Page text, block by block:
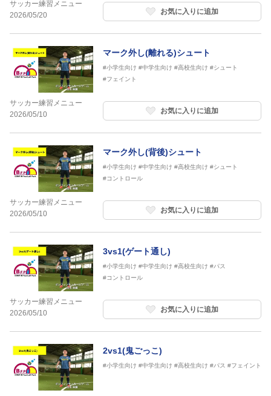
サッカー練習メニュー
2026/05/20
お気に入りに追加
サッカー練習メニュー
2026/05/10
マーク外し(離れる)シュート
#小学生向け #中学生向け #高校生向け #シュート
#フェイント
お気に入りに追加
サッカー練習メニュー
2026/05/10
マーク外し(背後)シュート
#小学生向け #中学生向け #高校生向け #シュート
#コントロール
お気に入りに追加
サッカー練習メニュー
2026/05/10
3vs1(ゲート通し)
#小学生向け #中学生向け #高校生向け #パス
#コントロール
お気に入りに追加
2vs1(鬼ごっこ)
#小学生向け #中学生向け #高校生向け #パス #フェイント